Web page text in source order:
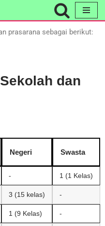
prasarana sebagai berikut:
dan
Negeri Swasta
- 1 (1 Kelas)
3 (15 kelas) -
1 (9 Kelas) -